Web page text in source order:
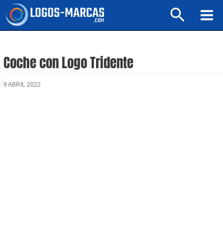
Buscar
Coche con Logo Tridente
9 ABRIL 2022